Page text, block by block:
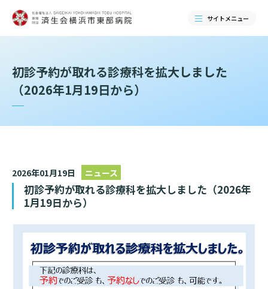
サイトメニュー
当院のご紹介
当院のご紹介トップ
ご来院される方へ
初診予約が取れる診療科を拡大しました
（2026年1月19日から）
2026年01月19日 ニュース
初診予約が取れる診療科を拡大しました（2026年
1月19日から）